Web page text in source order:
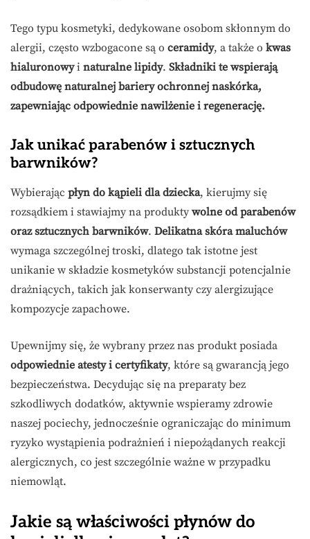
Tego typu kosmetyki, dedykowane osobom skłonnym do
alergii, często wzbogacone są o ceramidy, a także o kwas
hialuronowyi naturalne lipidy. Składniki te wspierają
odbudowę naturalnej bariery ochronnej naskórka,
zapewniając odpowiednie nawilżenie i regenerację.
Jak unikać parabenów i sztucznych
barwników?
Wybierając płyn do kąpieli dla dziecka, kierujmy się
rozsądkiem i stawiajmy na produkty wolne od parabenów
oraz sztucznych barwników. Delikatna skóra maluchów
wymaga szczególnej troski, dlatego tak istotne jest
unikanie w składzie kosmetyków substancji potencjalnie
drażniących, takich jak konserwanty czy alergizujące
kompozycje zapachowe.
Upewnijmy się, że wybrany przez nas produkt posiada
odpowiednie atesty i certyfikaty, które są gwarancją jego
bezpieczeństwa. Decydując się na preparaty bez
szkodliwych dodatków, aktywnie wspieramy zdrowie
naszej pociechy, jednocześnie ograniczając do minimum
ryzyko wystąpienia podrażnień i niepożądanych reakcji
alergicznych, co jest szczególnie ważne w przypadku
niemowląt.
Jakie są właściwości płynów do